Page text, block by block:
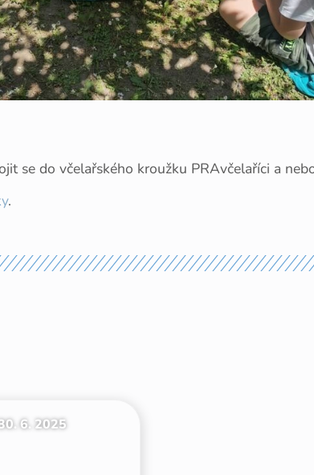
se do včelařského kroužku PRAvčelaříci a
.
6. 2025